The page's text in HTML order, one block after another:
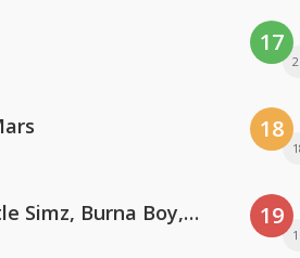
Coldplay ft. Little Simz, Burna Boy, Elyanna & Tini
17
18
19